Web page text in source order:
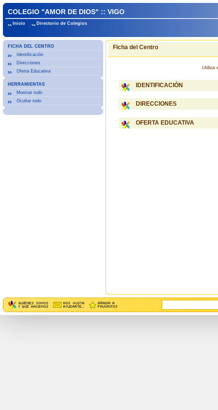
COLEGIO "AMOR DE DIOS" :: VIGO
Inicio Directorio de Colegios
FICHA DEL CENTRO
Identificación
Direcciones
Oferta Educativa
HERRAMIENTAS
Mostrar todo
Ocultar todo
Ficha del Centro
Utiliza
IDENTIFICACIÓN
DIRECCIONES
OFERTA EDUCATIVA